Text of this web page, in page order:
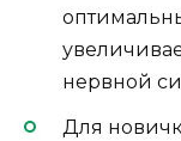
нервной
Для